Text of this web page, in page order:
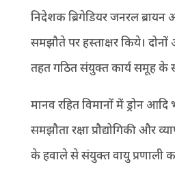
निदेशक ब्रिगेडियर जनरल ब्रायन
समझौते पर हस्ताक्षर किये।
तहत गठित संयुक्त कार्य समूह के
मानव रहित विमानों में ड्रोन
समझौता रक्षा प्रौद्योगिकी और
के हवाले से संयुक्त वायु प्रणाली